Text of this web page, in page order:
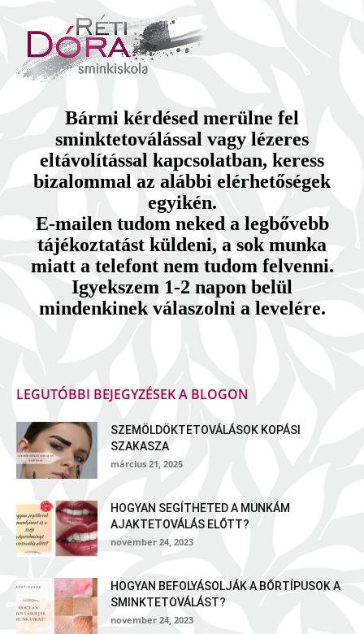
Bármi kérdésed merülne fel
sminktetoválással vagy lézeres
eltávolítással kapcsolatban, keress
bizalommal az alábbi elérhetőségek
egyikén.
E-mailen tudom neked a legbővebb
tájékoztatást küldeni, a sok munka
miatt a telefont nem tudom felvenni.
Igyekszem 1-2 napon belül
mindenkinek válaszolni a levelére.
LEGUTÓBBI BEJEGYZÉSEK A BLOGON
SZEMÖLDÖKTETOVÁLÁSOK KOPÁSI
SZAKASZA
március 21, 2025
HOGYAN SEGÍTHETED A MUNKÁM
AJAKTETOVÁLÁS ELŐTT?
november 24, 2023
HOGYAN BEFOLYÁSOLJÁK A BŐRTÍPUSOK A
SMINKTETOVÁLÁST?
november 24, 2023